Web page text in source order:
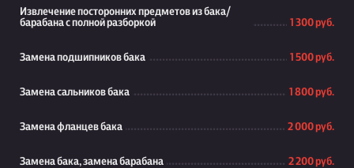
Извлечение посторонних предметов из бака/
барабана с полной разборкой
1 300 руб.
Замена подшипников бака 1 500 руб.
Замена сальников бака 1 800 руб.
Замена фланцев бака 2 000 руб.
Замена бака, замена барабана 2 200 руб.